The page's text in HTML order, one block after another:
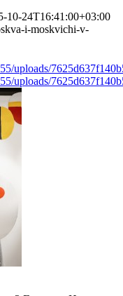
10-24T16:41:00+03:00
i-moskvichi-v-
uploads/
uploads/